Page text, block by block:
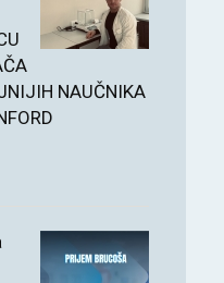
NAUČNIKA